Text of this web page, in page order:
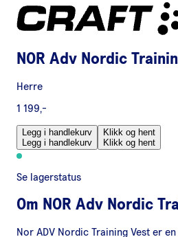
NOR Adv Nordic
Herre
1 199,-
Legg i handlekurv
Legg i handlekurv
Klikk og hent
Klikk og hent
Se lagerstatus
Om NOR Adv Nordic
Nor ADV Nordic Training Vest er